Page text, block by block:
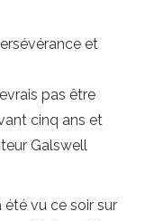
et
pas être
cinq ans et
Galswell
vu ce soir sur